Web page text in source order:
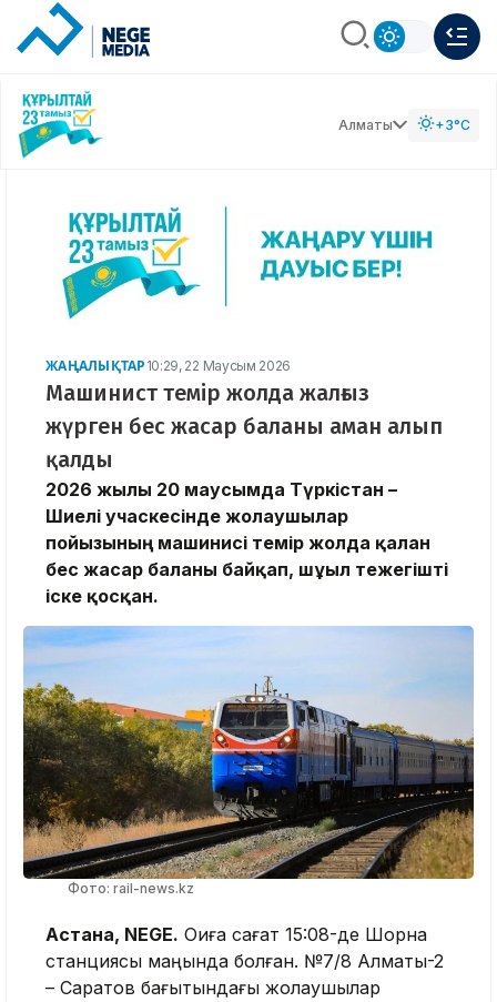
Алматы +3°C
ЖАҢАЛЫҚТАР 10:29, 22 Маусым 2026
Машинист темір жолда жалғыз
жүрген бес жасар баланы аман алып
қалды
2026 жылғы 20 маусымда Түркістан –
Шиелі учаскесінде жолаушылар
пойызының машинисі темір жолда қалған
бес жасар баланы байқап, шұғыл тежегішті
іске қосқан.
Фото: rail-news.kz
Астана, NEGE. Оқиға сағат 15:08-де Шорнақ
станциясы маңында болған. №7/8 Алматы-2
– Саратов бағытындағы жолаушылар